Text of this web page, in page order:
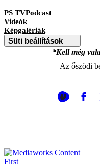
PS TVPodcast
Videók
Képgalériák
Süti beállítások
*Kell még
Az őszödi